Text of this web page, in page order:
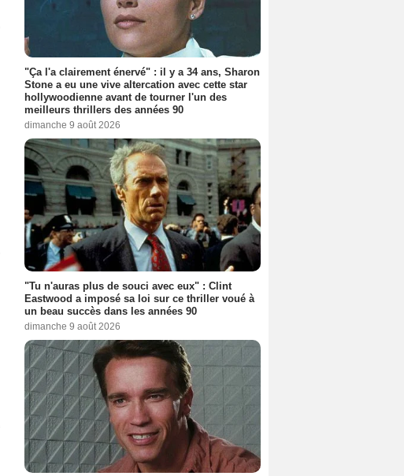
"Ça l'a clairement énervé" : il y a 34 ans, Sharon
Stone a eu une vive altercation avec cette star
hollywoodienne avant de tourner l'un des
meilleurs thrillers des années 90
dimanche 9 août 2026
"Tu n'auras plus de souci avec eux" : Clint
Eastwood a imposé sa loi sur ce thriller voué à
un beau succès dans les années 90
dimanche 9 août 2026